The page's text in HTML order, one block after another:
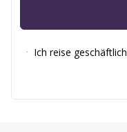
Ich reise geschäftlich